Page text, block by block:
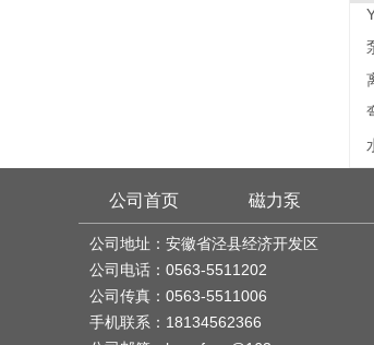
公司首页 磁力泵
公司地址：安徽省泾县经济开发区
公司电话：0563-5511202
公司传真：0563-5511006
手机联系：18134562366